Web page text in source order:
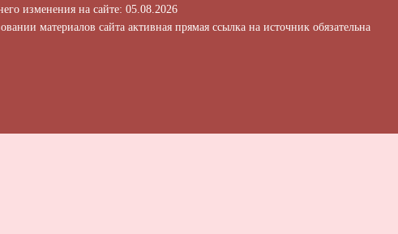
изменения на сайте: 05.08.2026
материалов сайта активная прямая ссылка на источник обязательна